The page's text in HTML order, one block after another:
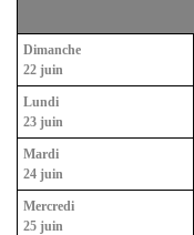
Dimanche
22 juin
Lundi
23 juin
Mardi
24 juin
Mercredi
25 juin